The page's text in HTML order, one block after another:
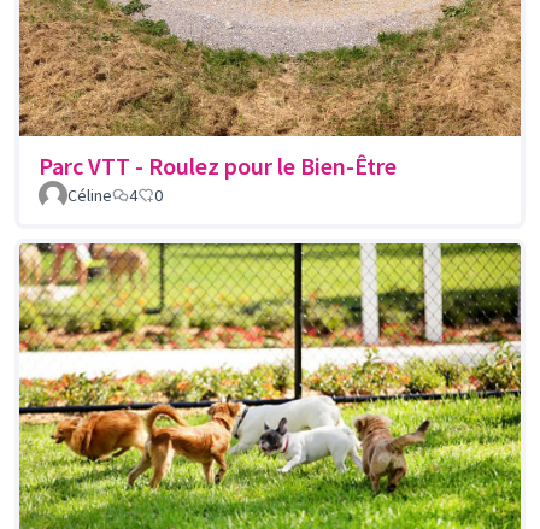
Parc VTT - Roulez pour le Bien-Être
Céline 4 0